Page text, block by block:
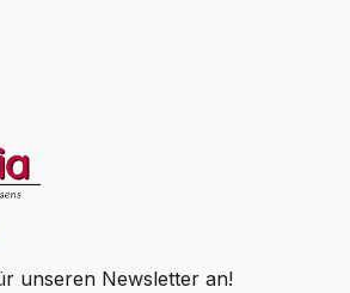
unseren Newsletter an!